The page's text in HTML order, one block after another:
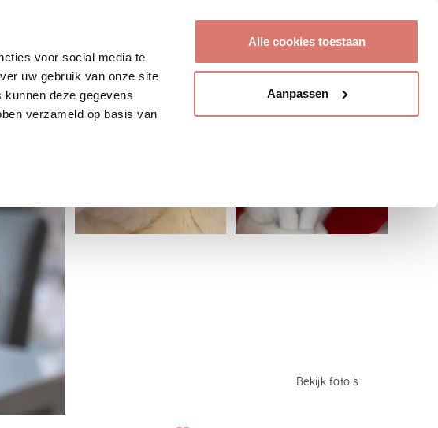
voor social media te
uw gebruik van onze site
deze gegevens
verzameld op basis van
Alle cookies toestaan
Aanpassen
Bekijk foto's